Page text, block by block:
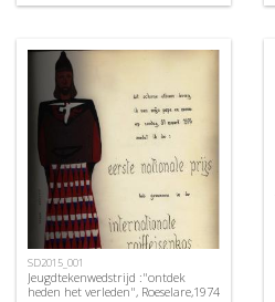
SD2015_001
Jeugdtekenwedstrijd :"ontdek
heden het verleden", Roeselare,1974